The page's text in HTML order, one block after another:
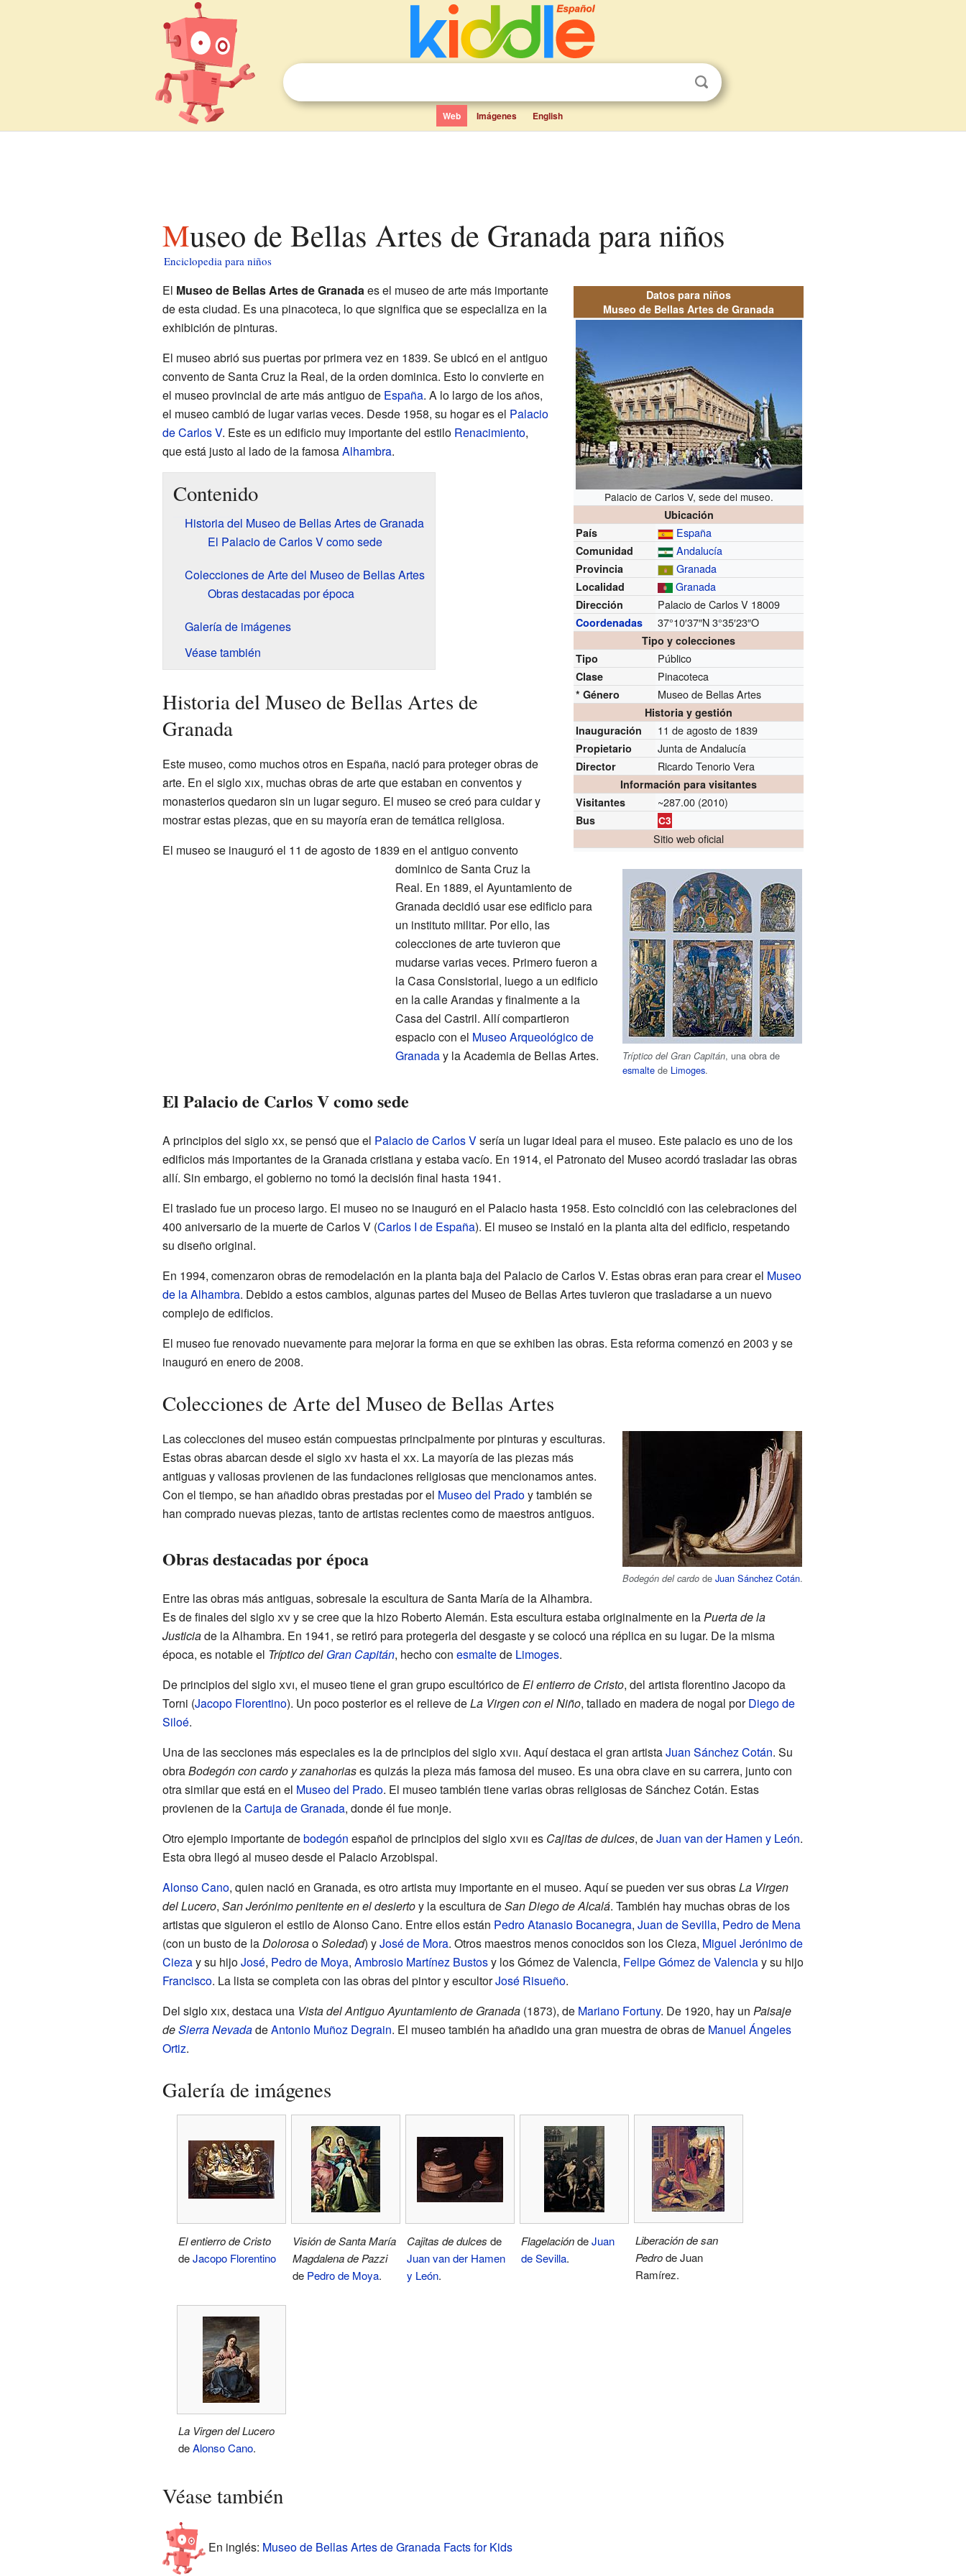
Web Imágenes English
Museo de Bellas Artes de Granada para niños
Enciclopedia para niños
Datos para niños
Museo de Bellas Artes de Granada
Palacio de Carlos V, sede del museo.
Ubicación
País
España
Comunidad Andalucía
Provincia Granada
Localidad Granada
Dirección Palacio de Carlos V 18009
Coordenadas 37°10′37″N 3°35′23″O
Tipo y colecciones
Tipo
Público
Clase Pinacoteca
* Género Museo de Bellas Artes
Historia y gestión
Inauguración
11 de agosto de 1839
Propietario Junta de Andalucía
Director Ricardo Tenorio Vera
Información para visitantes
Visitantes
~287.00 (2010)
Bus C3
Sitio web oficial
El Museo de Bellas Artes de Granadaes el museo de arte más importante
de esta ciudad. Es una pinacoteca, lo que significa que se especializa en la
exhibición de pinturas.
El museo abrió sus puertas por primera vez en 1839. Se ubicó en el antiguo
convento de Santa Cruz la Real, de la orden dominica. Esto lo convierte en
el museo provincial de arte más antiguo de España. A lo largo de los años,
el museo cambió de lugar varias veces. Desde 1958, su hogar es el Palacio
de Carlos V. Este es un edificio muy importante del estilo Renacimiento,
que está justo al lado de la famosaAlhambra.
Contenido
Historia del Museo de Bellas Artes de Granada
El Palacio de Carlos V como sede
Colecciones de Arte del Museo de Bellas Artes
Obras destacadas por época
Galería de imágenes
Véase también
Historia del Museo de Bellas Artes de
Granada
Tríptico del Gran Capitán, una obra de
esmalte de Limoges.
Este museo, como muchos otros en España, nació para proteger obras de
arte. En el sigloxix, muchas obras de arte que estaban en conventos y
monasterios quedaron sin un lugar seguro. El museo se creó para cuidar y
mostrar estas piezas, que en su mayoría eran de temática religiosa.
El museo se inauguró el 11 de agosto de 1839 en el antiguo convento
dominico de Santa Cruz la
Real. En 1889, el Ayuntamiento de
Granada decidió usar ese edificio para
un instituto militar. Por ello, las
colecciones de arte tuvieron que
mudarse varias veces. Primero fueron a
la Casa Consistorial, luego a un edificio
en la calle Arandas y finalmente a la
Casa del Castril. Allí compartieron
espacio con el Museo Arqueológico de
Granaday la Academia de Bellas Artes.
El Palacio de Carlos V como sede
A principios del sigloxx, se pensó que el Palacio de Carlos Vsería un lugar ideal para el museo. Este palacio es uno de los
edificios más importantes de la Granada cristiana y estaba vacío. En 1914, el Patronato del Museo acordó trasladar las obras
allí. Sin embargo, el gobierno no tomó la decisión final hasta 1941.
El traslado fue un proceso largo. El museo no se inauguró en el Palacio hasta 1958. Esto coincidió con las celebraciones del
400 aniversario de la muerte de Carlos V (Carlos I de España). El museo se instaló en la planta alta del edificio, respetando
su diseño original.
En 1994, comenzaron obras de remodelación en la planta baja del Palacio de Carlos V. Estas obras eran para crear el Museo
de la Alhambra. Debido a estos cambios, algunas partes del Museo de Bellas Artes tuvieron que trasladarse a un nuevo
complejo de edificios.
El museo fue renovado nuevamente para mejorar la forma en que se exhiben las obras. Esta reforma comenzó en 2003 y se
inauguró en enero de 2008.
Colecciones de Arte del Museo de Bellas Artes
Bodegón del cardo deJuan Sánchez Cotán.
Las colecciones del museo están compuestas principalmente por pinturas y esculturas.
Estas obras abarcan desde el sigloxvhasta el xx. La mayoría de las piezas más
antiguas y valiosas provienen de las fundaciones religiosas que mencionamos antes.
Con el tiempo, se han añadido obras prestadas por el Museo del Pradoy también se
han comprado nuevas piezas, tanto de artistas recientes como de maestros antiguos.
Obras destacadas por época
Entre las obras más antiguas, sobresale la escultura de Santa María de la Alhambra.
Es de finales del sigloxvy se cree que la hizo Roberto Alemán. Esta escultura estaba originalmente en laPuerta de la
Justiciade la Alhambra. En 1941, se retiró para protegerla del desgaste y se colocó una réplica en su lugar. De la misma
época, es notable el Tríptico del Gran Capitán, hecho con esmaltede Limoges.
De principios del sigloxvi, el museo tiene el gran grupo escultórico deEl entierro de Cristo, del artista florentino Jacopo da
Torni (Jacopo Florentino). Un poco posterior es el relieve deLa Virgen con el Niño, tallado en madera de nogal porDiego de
Siloé.
Una de las secciones más especiales es la de principios del sigloxvii. Aquí destaca el gran artistaJuan Sánchez Cotán. Su
obraBodegón con cardo y zanahoriases quizás la pieza más famosa del museo. Es una obra clave en su carrera, junto con
otra similar que está en el Museo del Prado. El museo también tiene varias obras religiosas de Sánchez Cotán. Estas
provienen de laCartuja de Granada, donde él fue monje.
Otro ejemplo importante debodegón español de principios del sigloxvii es Cajitas de dulces, deJuan van der Hamen y León.
Esta obra llegó al museo desde el Palacio Arzobispal.
Alonso Cano, quien nació en Granada, es otro artista muy importante en el museo. Aquí se pueden ver sus obrasLa Virgen
del Lucero, San Jerónimo penitente en el desiertoy la escultura deSan Diego de Alcalá. También hay muchas obras de los
artistas que siguieron el estilo de Alonso Cano. Entre ellos están Pedro Atanasio Bocanegra, Juan de Sevilla, Pedro de Mena
(con un busto de laDolorosaoSoledad) yJosé de Mora. Otros maestros menos conocidos son los Cieza, Miguel Jerónimo de
Ciezay su hijoJosé, Pedro de Moya, Ambrosio Martínez Bustosy los Gómez de Valencia, Felipe Gómez de Valenciay su hijo
Francisco. La lista se completa con las obras del pintor y escultorJosé Risueño.
Del sigloxix, destaca una Vista del Antiguo Ayuntamiento de Granada(1873), de Mariano Fortuny. De 1920, hay un Paisaje
deSierra NevadadeAntonio Muñoz Degrain. El museo también ha añadido una gran muestra de obras de Manuel Ángeles
Ortiz.
Galería de imágenes
El entierro de Cristo
deJacopo Florentino
Visión de Santa María
Magdalena de Pazzi
de Pedro de Moya.
Cajitas de dulces de
Juan van der Hamen
y León.
FlagelacióndeJuan
de Sevilla.
Liberación de san
Pedrode Juan
Ramírez.
La Virgen del Lucero
deAlonso Cano.
Véase también
En inglés: Museo de Bellas Artes de Granada Facts for Kids